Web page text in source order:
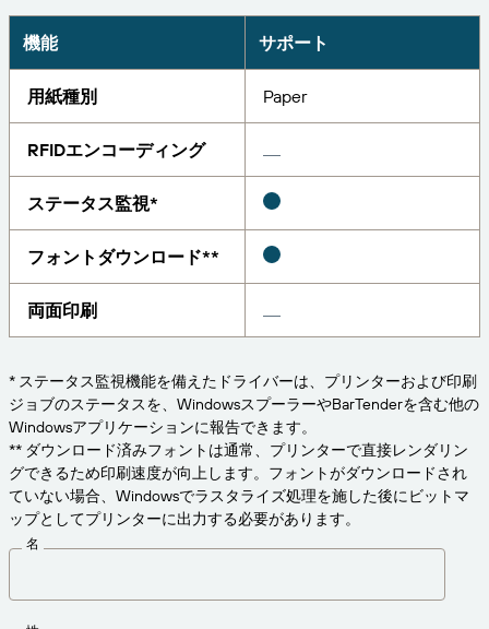
資産追跡機能
サーチ
レポート
製品
価格
無償試用版
技術仕様
食品および飲料
医療機器
製薬
ソリューション別
サプライヤーラベル管理
Amazon Transparency
ソリューションの概要
導入事例
ブログ
リソースライブラリ
ウェビナー
ライフサイクルスケジュール
会社概要
採用情報
ニュースルーム
BarTenderパートナーを検索し、パートナーディレ
クトリから見積もりやサービスを依頼することがで
パートナーポータル
すでにBarTenderパートナーのお客様は、パートナ
ーポータルへのログイン方法をご覧ください。
サポートへのお問い合わせ
現在サポートされているすべてのBarTender製品に
関するテクニカルアシスタンスのサポートリクエス
トを送信してください。
サポートプラン
BarTender Cloud
機能 サポート
用紙種別 Paper
RFIDエンコーディング
ステータス監視*
フォントダウンロード**
両面印刷
* ステータス監視機能を備えたドライバーは、プリンターおよび印刷
ジョブのステータスを、WindowsスプーラーやBarTenderを含む他の
Windowsアプリケーションに報告できます。
** ダウンロード済みフォントは通常、プリンターで直接レンダリン
グできるため印刷速度が向上します。フォントがダウンロードされ
ていない場合、Windowsでラスタライズ処理を施した後にビットマ
ップとしてプリンターに出力する必要があります。
名